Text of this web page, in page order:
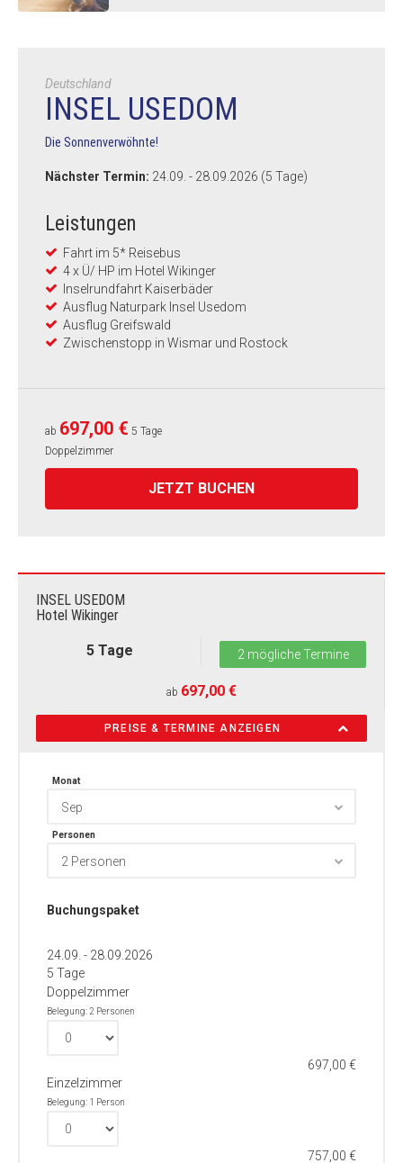
Deutschland
INSEL USEDOM
Die Sonnenverwöhnte!
Nächster Termin: 24.09. - 28.09.2026 (5 Tage)
Leistungen
Fahrt im 5* Reisebus
4 x Ü/ HP im Hotel Wikinger
Inselrundfahrt Kaiserbäder
Ausflug Naturpark Insel Usedom
Ausflug Greifswald
Zwischenstopp in Wismar und Rostock
ab 697,00 € 5 Tage
Doppelzimmer
JETZT BUCHEN
INSEL USEDOM
Hotel Wikinger
5 Tage 2 mögliche Termine
ab 697,00 €
PREISE & TERMINE ANZEIGEN
Monat
Sep
Personen
2 Personen
Buchungspaket
24.09. - 28.09.2026
5 Tage
Doppelzimmer
Belegung: 2 Personen
697,00 €
Einzelzimmer
Belegung: 1 Person
757,00 €